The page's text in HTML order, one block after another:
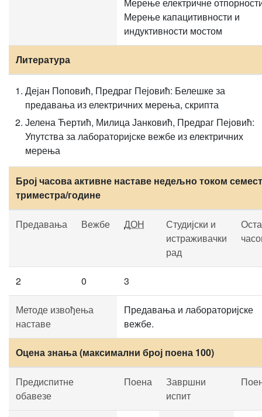
Мерење капацитивности и
индуктивности мостом
Литература
Дејан Поповић, Предраг Пејовић: Белешке за
предавања из електричних мерења, скрипта
Јелена Ћертић, Милица Јанковић, Предраг Пејовић:
Упутства за лабораторијске вежбе из електричних
мерења
Број часова активне наставе недељно током
триместра/године
Предавања Вежбе ДОН
Студијски и
истраживачки
рад
2 0 3
Методе извођења
наставе
Предавања и лабораторијске
вежбе.
Оцена знања (максимални број поена 100)
Предиспитне
обавезе
Поена
Завршни
испит